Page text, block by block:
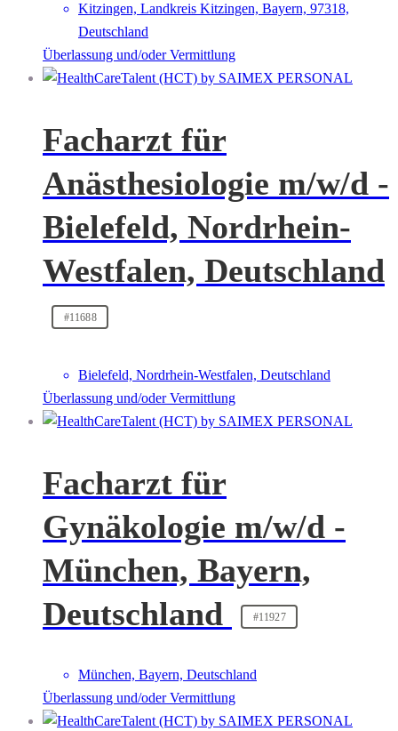
Kitzingen, Landkreis Kitzingen, Bayern, 97318,
Deutschland
Überlassung und/oder Vermittlung
Facharzt für
Anästhesiologie m/w/d -
Bielefeld, Nordrhein-
Westfalen, Deutschland
#11688
Bielefeld, Nordrhein-Westfalen, Deutschland
Überlassung und/oder Vermittlung
Facharzt für
Gynäkologie m/w/d -
München, Bayern,
Deutschland
#11927
München, Bayern, Deutschland
Überlassung und/oder Vermittlung